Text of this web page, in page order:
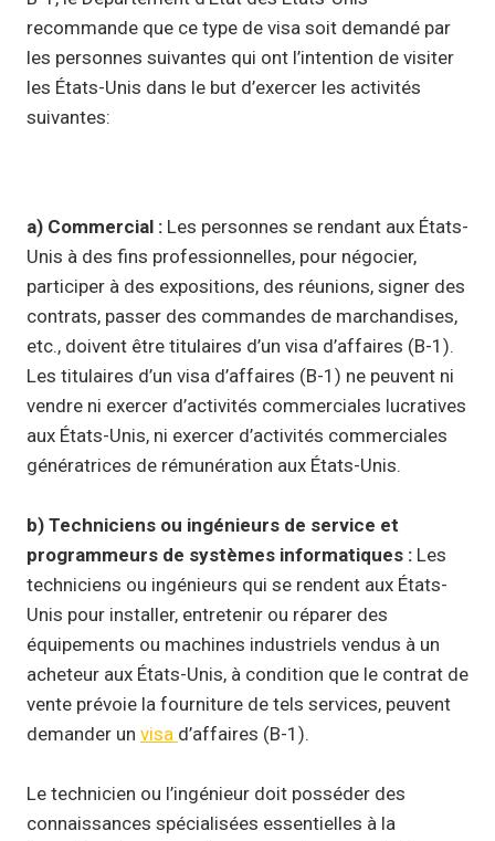
recommande que ce type de visa soit demandé par
les personnes suivantes qui ont l’intention de visiter
les États-Unis dans le but d’exercer les activités
suivantes:
a) Commercial : Les personnes se rendant aux États-
Unis à des fins professionnelles, pour négocier,
participer à des expositions, des réunions, signer des
contrats, passer des commandes de marchandises,
etc., doivent être titulaires d’un visa d’affaires (B-1).
Les titulaires d’un visa d’affaires (B-1) ne peuvent ni
vendre ni exercer d’activités commerciales lucratives
aux États-Unis, ni exercer d’activités commerciales
génératrices de rémunération aux États-Unis.
b) Techniciens ou ingénieurs de service et
programmeurs de systèmes informatiques : Les
techniciens ou ingénieurs qui se rendent aux États-
Unis pour installer, entretenir ou réparer des
équipements ou machines industriels vendus à un
acheteur aux États-Unis, à condition que le contrat de
vente prévoie la fourniture de tels services, peuvent
demander un visa d’affaires (B-1).
Le technicien ou l’ingénieur doit posséder des
connaissances spécialisées essentielles à la